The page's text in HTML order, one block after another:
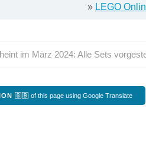
» LEGO
im März 2024: Alle Sets
🇬🇧 of this page using Google Translate